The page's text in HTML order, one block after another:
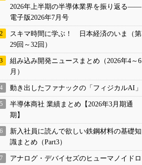
2026年上半期の半導体業界を振り返る――
電子版2026年7月号
スキマ時間に学ぶ！ 日本経済のいま（第
29回～32回）
組み込み開発ニュースまとめ（2026年4～6
月）
動き出したファナックの「フィジカルAI」
半導体商社 業績まとめ【2026年3月期通
期】
新入社員に読んで欲しい鉄鋼材料の基礎知
識まとめ（Part3）
アナログ・デバイセズのヒューマノイドロ